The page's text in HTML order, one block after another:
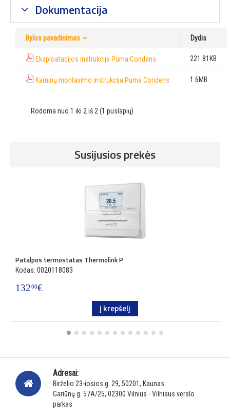
Dokumentacija
Bylos pavadinimas Dydis
Eksploatacijos instrukcija Puma Condens 221.81KB
Kaminų montavimo instrukcija Puma Condens 1.6MB
Rodoma nuo 1 iki 2 iš 2 (1 puslapių)
Susijusios prekės
Patalpos termostatas Thermolink P
Kodas: 0020118083
13200€
Į krepšelį
Adresai:
Birželio 23-iosios g. 29, 50201, Kaunas
Gariūnų g. 57A/25, 02300 Vilnius - Vilniaus verslo
parkas